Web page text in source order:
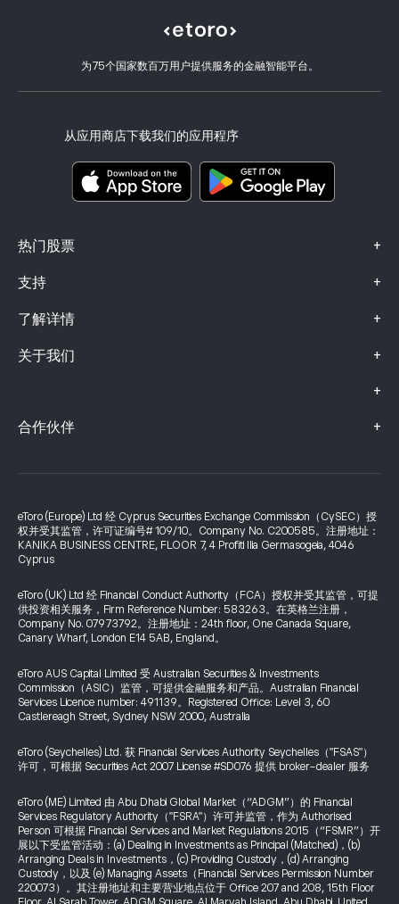
为75个国家数百万用户提供服务的金融智能平台。
从应用商店下载我们的应用程序
热门股票 +
支持 +
客户端漏洞
了解详情 +
eToro Academy
关于我们 +
我们的办事处
+
风险披露
关键信息文档
投诉信息（FCA 客户）
合作伙伴 +
投资保险
eToro (Europe) Ltd 经 Cyprus Securities Exchange Commission（CySEC）授
权并受其监管，许可证编号# 109/10。Company No. C200585。注册地址：
KANIKA BUSINESS CENTRE, FLOOR 7, 4 Profiti Ilia Germasogeia, 4046
Cyprus
eToro (UK) Ltd 经 Financial Conduct Authority（FCA）授权并受其监管，可提
供投资相关服务，Firm Reference Number: 583263。在英格兰注册，
Company No. 07973792。注册地址：24th floor, One Canada Square,
Canary Wharf, London E14 5AB, England。
eToro AUS Capital Limited 受 Australian Securities & Investments
Commission（ASIC）监管，可提供金融服务和产品。Australian Financial
Services Licence number: 491139。Registered Office: Level 3, 60
Castlereagh Street, Sydney NSW 2000, Australia
eToro (Seychelles) Ltd. 获 Financial Services Authority Seychelles（"FSAS"）
许可，可根据 Securities Act 2007 License #SD076 提供 broker-dealer 服务
eToro (ME) Limited 由 Abu Dhabi Global Market（“ADGM”）的 Financial
Services Regulatory Authority（"FSRA"）许可并监管，作为 Authorised
Person 可根据 Financial Services and Market Regulations 2015（“FSMR”）开
展以下受监管活动：(a) Dealing in Investments as Principal (Matched)，(b)
Arranging Deals in Investments，(c) Providing Custody，(d) Arranging
Custody，以及 (e) Managing Assets（Financial Services Permission Number
220073）。其注册地址和主要营业地点位于 Office 207 and 208, 15th Floor